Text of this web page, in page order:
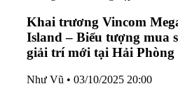
Khai trương Vincom
Island – Biểu tượng mua
giải trí mới tại Hải Phòng
Như Vũ • 03/10/2025 20:00